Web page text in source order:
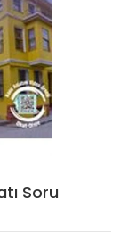
Soru